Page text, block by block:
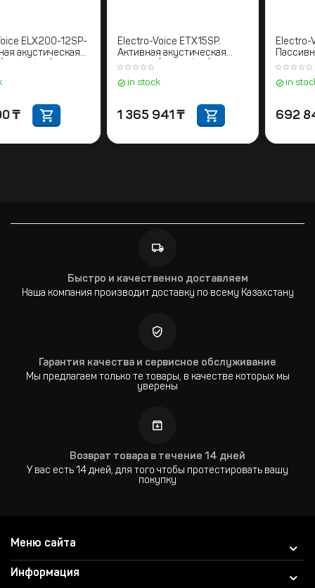
Electro-Voice ELX200-12SP-
W. Активная акустическая
682 590₸
Electro-Voice ETX15SP.
Активная акустическая
1 365 941
Быстро и качественно доставляем
Наша компания производит доставку по всему Казахстану
Гарантия качества и сервисное обслуживание
Мы предлагаем только те товары, в качестве которых мы
уверены
Возврат товара в течение 14 дней
У вас есть 14 дней, для того чтобы протестировать вашу
покупку
Меню сайта
Информация